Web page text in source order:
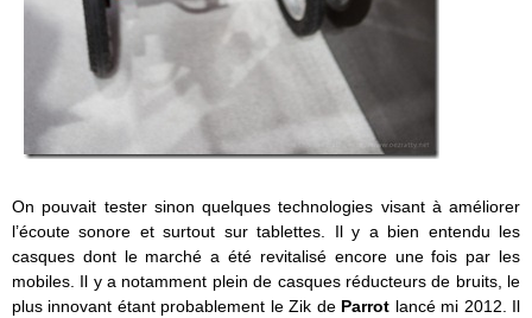
On pouvait tester sinon quelques technologies visant à améliorer
l’écoute sonore et surtout sur tablettes. Il y a bien entendu les
casques dont le marché a été revitalisé encore une fois par les
mobiles. Il y a notamment plein de casques réducteurs de bruits, le
plus innovant étant probablement le Zik de Parrot lancé mi 2012. Il